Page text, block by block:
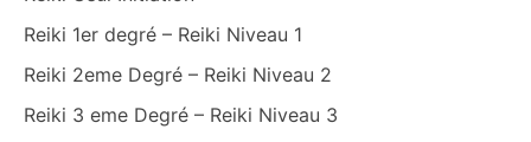
Reiki 1er degré – Reiki Niveau 1
Reiki 2eme Degré – Reiki Niveau 2
Reiki 3 eme Degré – Reiki Niveau 3